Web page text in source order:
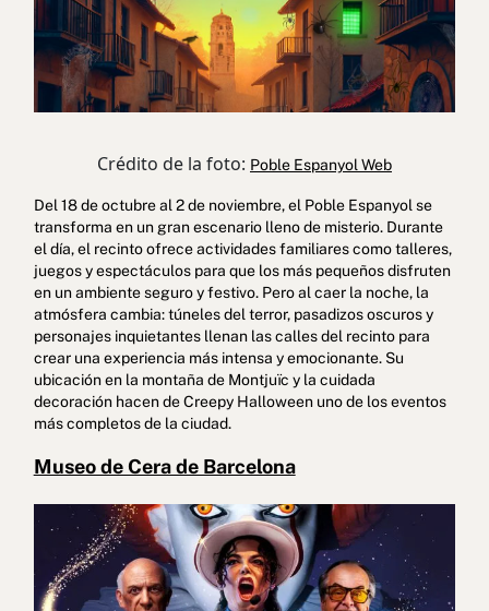
Crédito de la foto: Poble Espanyol Web
Del 18 de octubre al 2 de noviembre, el Poble Espanyol se
transforma en un gran escenario lleno de misterio. Durante
el día, el recinto ofrece actividades familiares como talleres,
juegos y espectáculos para que los más pequeños disfruten
en un ambiente seguro y festivo. Pero al caer la noche, la
atmósfera cambia: túneles del terror, pasadizos oscuros y
personajes inquietantes llenan las calles del recinto para
crear una experiencia más intensa y emocionante. Su
ubicación en la montaña de Montjuïc y la cuidada
decoración hacen de Creepy Halloween uno de los eventos
más completos de la ciudad.
Museo de Cera de Barcelona